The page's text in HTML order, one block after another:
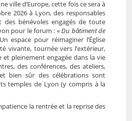
ville d’Europe, cette fois ce sera à
2026 à Lyon, des responsables
des bénévoles engagés de toute
pour le forum : «Du bâtiment de
espace pour réimaginer l’Église
vivante, tournée vers l’extérieur,
et pleinement engagée dans la vie
des conférences, des ateliers,
bien sûr des célébrations sont
temples de Lyon (y compris à la
la rentrée et la reprise des